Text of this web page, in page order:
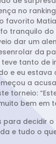
no
tranquilo
dar um
da
tanto de
e eu
a
torneio:
bem
decidir
e tudo o